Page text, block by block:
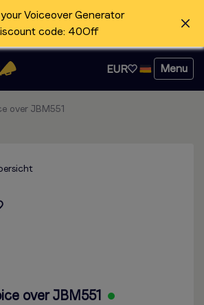
Voiceover Generator
code: 40Off
EUR Menu
over JBM551
over JBM551